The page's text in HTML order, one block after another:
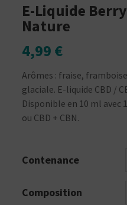
E-Liquide
Nature
4,99 €
Arômes : fraise,
glaciale. E-liquide CBD /
Disponible en 10 ml avec
ou CBD + CBN.
Contenance
Composition